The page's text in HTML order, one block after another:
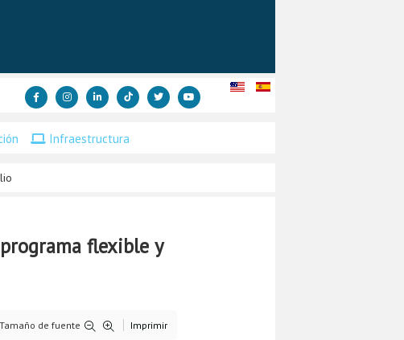
Infraestructura
flexible y
Tamaño de fuente Imprimir